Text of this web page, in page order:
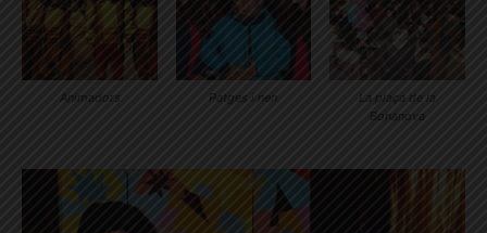
Animadors Patges i nen
La plaça de la
Bonanova